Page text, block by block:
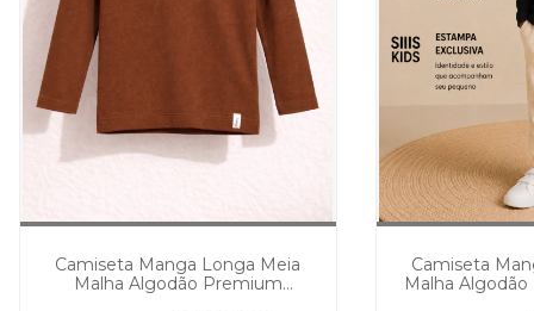
Camiseta Manga Longa Meia
Malha Algodão Premium
Camiseta
Malha